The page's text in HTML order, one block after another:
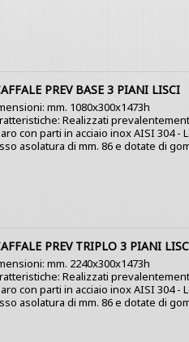
PREV BASE 3 PIANI LISCI
mm. 1080x300x1473h
Realizzati
con parti in acciaio inox AISI 304
asolatura di mm. 86 e dotate di
PREV TRIPLO 3 PIANI
mm. 2240x300x1473h
Realizzati
con parti in acciaio inox AISI 304
asolatura di mm. 86 e dotate di